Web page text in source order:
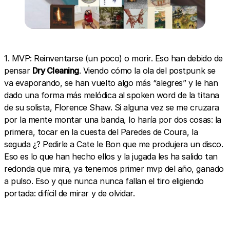
1. MVP: Reinventarse (un poco) o morir. Eso han debido de
pensar Dry Cleaning. Viendo cómo la ola del postpunk se
va evaporando, se han vuelto algo más “alegres” y le han
dado una forma más melódica al spoken word de la titana
de su solista, Florence Shaw. Si alguna vez se me cruzara
por la mente montar una banda, lo haría por dos cosas: la
primera, tocar en la cuesta del Paredes de Coura, la
seguda ¿? Pedirle a Cate le Bon que me produjera un disco.
Eso es lo que han hecho ellos y la jugada les ha salido tan
redonda que mira, ya tenemos primer mvp del año, ganado
a pulso. Eso y que nunca nunca fallan el tiro eligiendo
portada: difícil de mirar y de olvidar.